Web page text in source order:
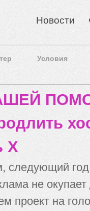
Новости
Условия
X
следующий
не
проект на